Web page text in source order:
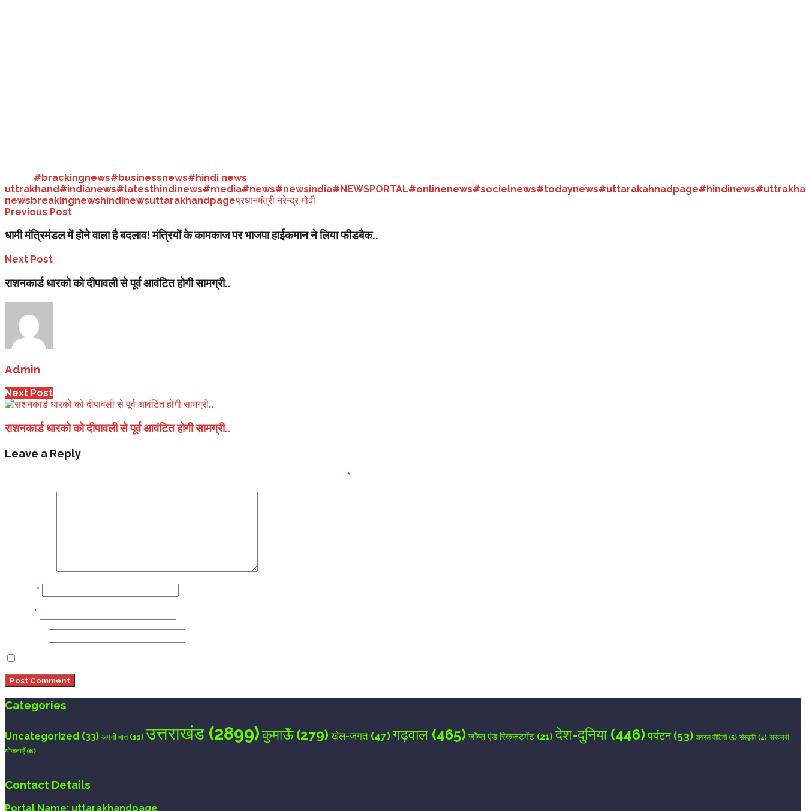
#brackingnews#businessnews#hindi news
uttrakhand#indianews#latesthindinews#media#news#newsindia#NEWSPORTAL#onlinenews#socielnews#todaynews#uttarakahnadpage#hindinews
newsbreakingnewshindinewsuttarakhandpageप्रधानमंत्री नरेन्द्र मोदी
Previous Post
धामी मंत्रिमंडल में होने वाला है बदलाव! मंत्रियों के कामकाज पर भाजपा हाईकमान ने लिया फीडबैक..
Next Post
राशनकार्ड धारको को दीपावली से पूर्व आवंटित होगी सामग्री..
Admin
Next Post
राशनकार्ड धारको को दीपावली से पूर्व आवंटित होगी सामग्री..
Leave a Reply
*
*
*
Categories
Uncategorized (33) अपनी बात(11) उत्तराखंड (2899)कुमाऊँ(279) खेल-जगत (47) गढ़वाल (465) जॉब्स एंड रिक्रूटमेंट (21) देश-दुनिया(446)पर्यटन(53) वायरल वीडियो(5) संस्कृति(4) सरकारी
योजनाएँ(6)
Contact Details
Portal Name: uttarakhandpage